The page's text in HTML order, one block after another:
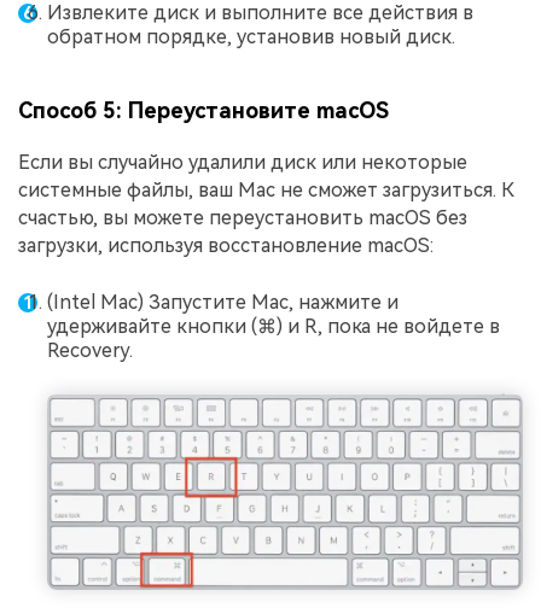
Извлеките диск и выполните все действия в
обратном порядке, установив новый диск.
Способ 5: Переустановите macOS
Если вы случайно удалили диск или некоторые
системные файлы, ваш Mac не сможет загрузиться. К
счастью, вы можете переустановить macOS без
загрузки, используя восстановление macOS:
(Intel Mac) Запустите Mac, нажмите и
удерживайте кнопки (⌘) и R, пока не войдете в
Recovery.